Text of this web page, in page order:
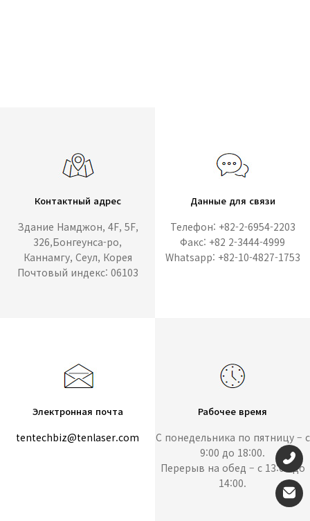
Контактный адрес
Здание Намджон, 4F, 5F,
326,Бонгеунса-ро,
Каннамгу, Сеул, Корея
Почтовый индекс: 06103
Данные для связи
Телефон: +82-2-6954-2203
Факс: +82 2-3444-4999
Whatsapp: +82-10-4827-1753
Электронная почта
tentechbiz@tenlaser.com
Рабочее время
С понедельника по пятницу – с
9:00 до 18:00.
Перерыв на обед – с 13:00 до
14:00.